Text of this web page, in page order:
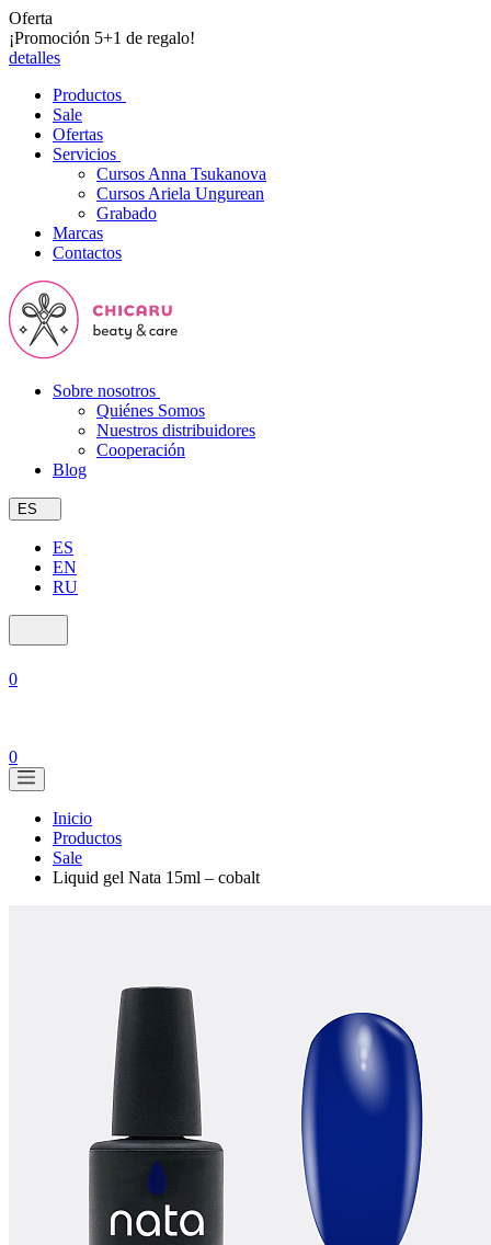
Oferta
¡Promoción 5+1 de regalo!
detalles
Productos
Sale
Ofertas
Servicios
Cursos Anna Tsukanova
Cursos Ariela Ungurean
Grabado
Marcas
Contactos
Sobre nosotros
Quiénes Somos
Nuestros distribuidores
Cooperación
Blog
ES
ES
EN
RU
0
0
Inicio
Productos
Sale
Liquid gel Nata 15ml – cobalt